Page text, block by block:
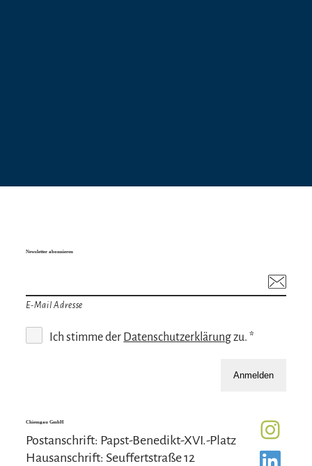
Newsletter abonnieren
E-Mail Adresse
Ich stimme der Datenschutzerklärungzu. *
Anmelden
Chiemgau GmbH
Postanschrift: Papst-Benedikt-XVI.-Platz
Hausanschrift: Seuffertstraße 12